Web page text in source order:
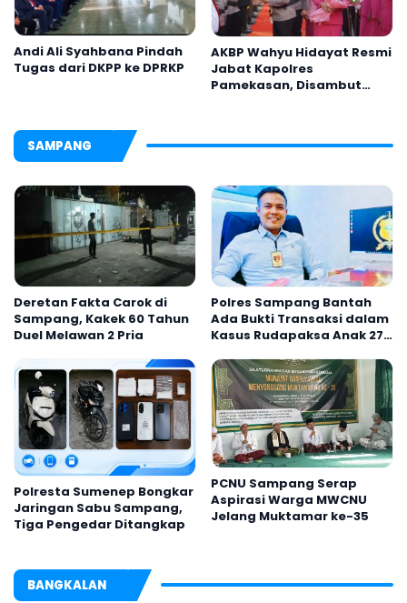
Andi Ali Syahbana Pindah
Tugas dari DKPP ke DPRKP
AKBP Wahyu Hidayat Resmi
Jabat Kapolres
Pamekasan, Disambut
SAMPANG
Deretan Fakta Carok di
Sampang, Kakek 60 Tahun
Duel Melawan 2 Pria
Polres Sampang Bantah
Ada Bukti Transaksi dalam
Kasus Rudapaksa Anak 27
Polresta Sumenep Bongkar
Jaringan Sabu Sampang,
Tiga Pengedar Ditangkap
PCNU Sampang Serap
Aspirasi Warga MWCNU
Jelang Muktamar ke-35
BANGKALAN